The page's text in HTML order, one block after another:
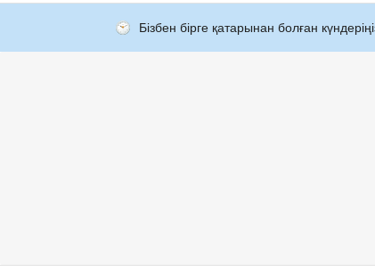
Бізбен бірге қатарынан болған